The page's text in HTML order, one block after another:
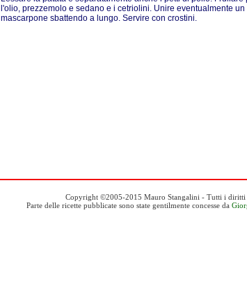
l'olio, prezzemolo e sedano e i cetriolini. Unire eventualmente
mascarpone sbattendo a lungo. Servire con crostini.
Copyright ©2005-2015 Mauro Stangalini - Tutti i diritti
Parte delle ricette pubblicate sono state gentilmente concesse da